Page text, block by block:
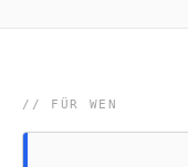
FÜR WEN